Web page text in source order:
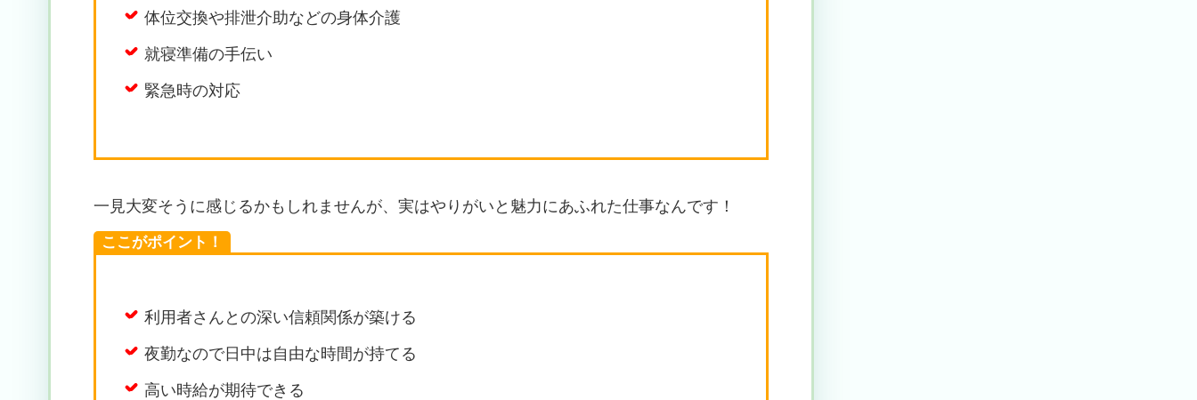
体位交換や排泄介助などの身体介護
就寝準備の手伝い
緊急時の対応
一見大変そうに感じるかもしれませんが、実はやりがいと魅力にあふれた仕事なんです！
ここがポイント！
利用者さんとの深い信頼関係が築ける
夜勤なので日中は自由な時間が持てる
高い時給が期待できる